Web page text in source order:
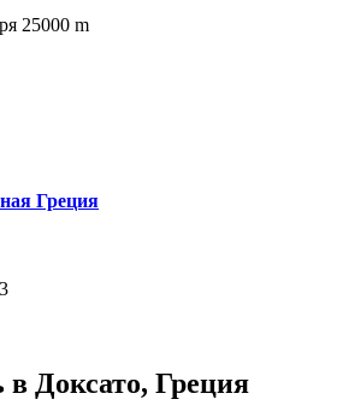
25000 m
Греция
Доксато, Греция